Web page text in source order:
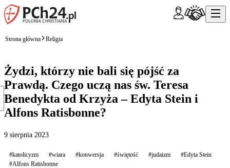
Strona główna Religia
Żydzi, którzy nie bali się pójść za
Prawdą. Czego uczą nas św. Teresa
Benedykta od Krzyża – Edyta Stein i
Alfons Ratisbonne?
9 sierpnia 2023
#katolicyzm #wiara #konwersja #świętość #judaizm
#Edyta Stein
#Alfons Ratisbonne